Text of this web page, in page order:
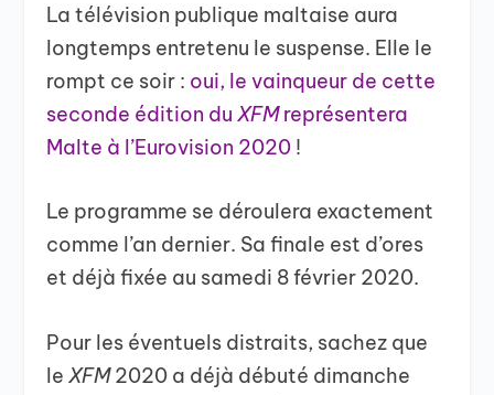
La télévision publique maltaise aura
longtemps entretenu le suspense. Elle le
rompt ce soir : oui, le vainqueur de cette
seconde édition du XFMreprésentera
Malte à l’Eurovision 2020 !
Le programme se déroulera exactement
comme l’an dernier. Sa finale est d’ores
et déjà fixée au samedi 8 février 2020.
Pour les éventuels distraits, sachez que
leXFM2020 a déjà débuté dimanche